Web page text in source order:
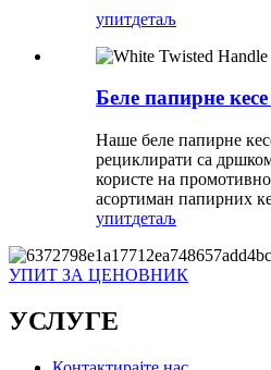
упитдетаљ
Беле папирне
Наше беле папирне
рециклирати са
користе на
асортиман папирних
упитдетаљ
УПИТ ЗА ЦЕНОВНИК
УСЛУГЕ